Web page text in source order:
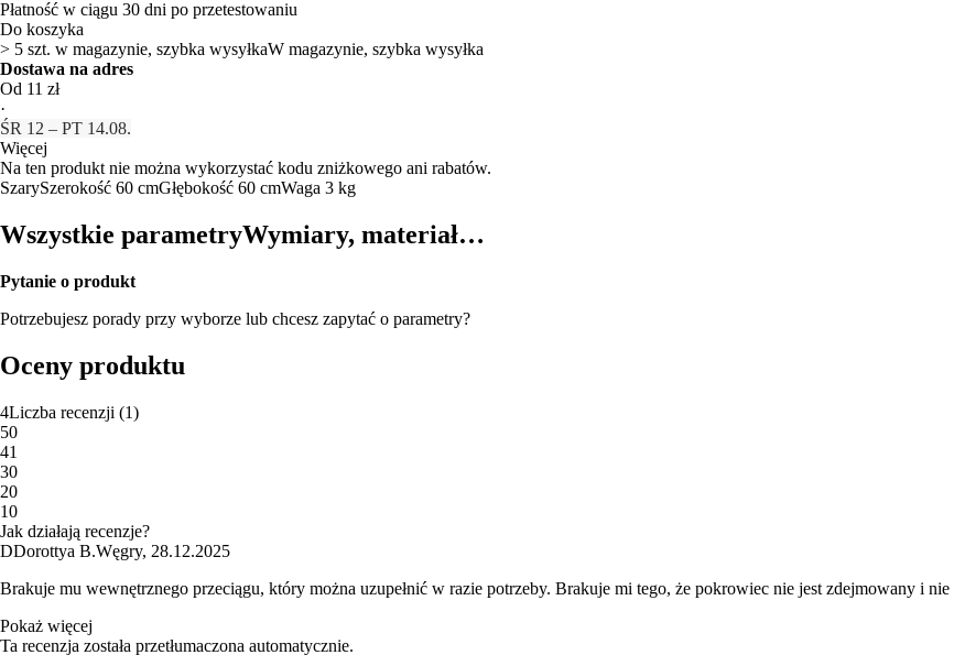
Płatność w ciągu 30 dni po przetestowaniu
Do koszyka
> 5 szt. w magazynie, szybka wysyłkaW magazynie, szybka wysyłka
Dostawa na adres
Od 11 zł
·
ŚR 12 – PT 14.08.
Więcej
Na ten produkt nie można wykorzystać kodu zniżkowego ani rabatów.
SzarySzerokość 60 cmGłębokość 60 cmWaga 3 kg
Wszystkie parametryWymiary, materiał…
Pytanie o produkt
Potrzebujesz porady przy wyborze lub chcesz zapytać o parametry?
Oceny produktu
4Liczba recenzji (1)
50
41
30
20
10
Jak działają recenzje?
DDorottya B.Węgry, 28.12.2025
Brakuje mu wewnętrznego przeciągu, który można uzupełnić w razie potrzeby. Brakuje mi tego, że pokrowiec nie jest zdejmowany i
Pokaż więcej
Ta recenzja została przetłumaczona automatycznie.